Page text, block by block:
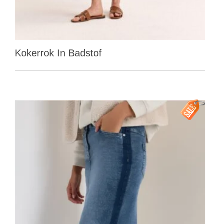
Kokerrok In Badstof